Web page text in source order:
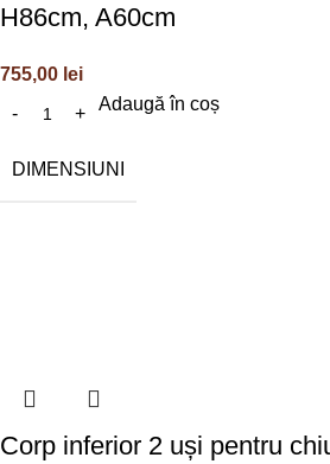
H86cm, A60cm
755,00 lei
Adaugă în coș
DIMENSIUNI
Corp inferior 2 uși pentru